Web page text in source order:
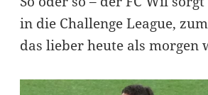
in die Challenge League,
das lieber heute als morgen